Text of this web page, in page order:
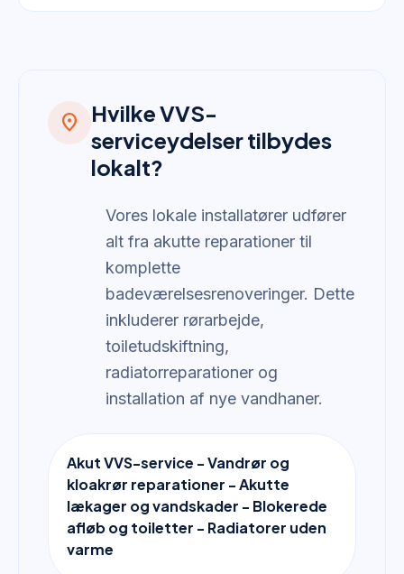
location_on
Hvilke VVS-
serviceydelser tilbydes
lokalt?
Vores lokale installatører udfører
alt fra akutte reparationer til
komplette
badeværelsesrenoveringer. Dette
inkluderer rørarbejde,
toiletudskiftning,
radiatorreparationer og
installation af nye vandhaner.
Akut VVS-service - Vandrør og
kloakrør reparationer - Akutte
lækager og vandskader - Blokerede
afløb og toiletter - Radiatorer uden
varme